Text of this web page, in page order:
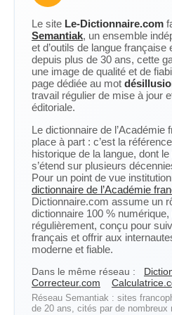
Le site Le-Dictionnaire.com
Semantiak, un ensemble
et d’outils de langue française
depuis plus de 30 ans, cette
une image de qualité et de
page dédiée au mot
travail régulier de mise à jour
éditoriale.
Le dictionnaire de l’Académie
place à part : c’est la
historique de la langue, dont
s’étend sur plusieurs
Pour un point de vue
dictionnaire de l’Académie
Dictionnaire.com assume un
dictionnaire 100 %
régulièrement, conçu pour
français et offrir aux
moderne et fiable.
Dans le même réseau :
Correcteur.com
Réseau Semantiak : sites
de 20 ans, cités par de